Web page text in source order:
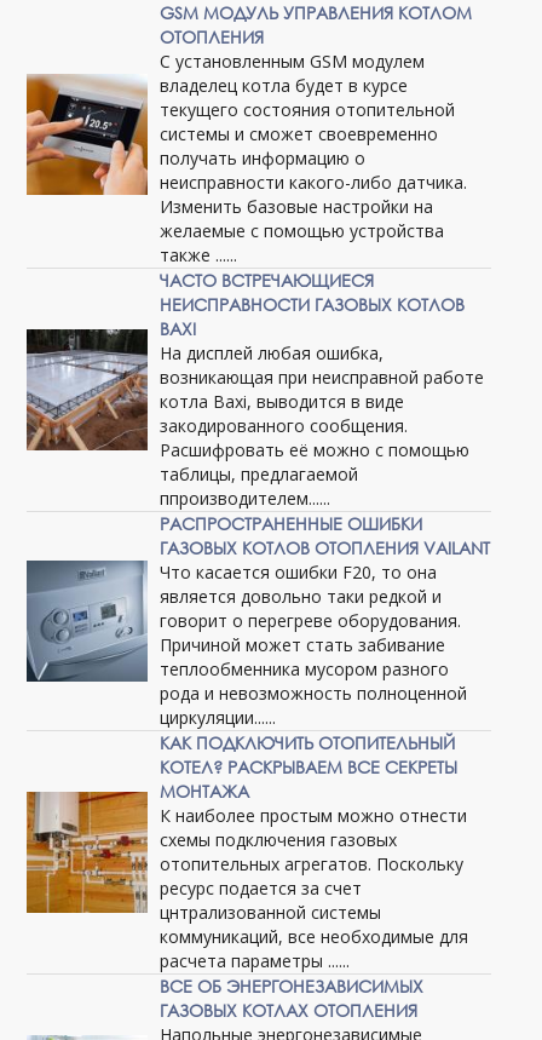
GSM МОДУЛЬ УПРАВЛЕНИЯ КОТЛОМ
ОТОПЛЕНИЯ
С установленным GSM модулем
владелец котла будет в курсе
текущего состояния отопительной
системы и сможет своевременно
получать информацию о
неисправности какого-либо датчика.
Изменить базовые настройки на
желаемые с помощью устройства
также ......
ЧАСТО ВСТРЕЧАЮЩИЕСЯ
НЕИСПРАВНОСТИ ГАЗОВЫХ КОТЛОВ
BAXI
На дисплей любая ошибка,
возникающая при неисправной работе
котла Baxi, выводится в виде
закодированного сообщения.
Расшифровать её можно с помощью
таблицы, предлагаемой
ппроизводителем......
РАСПРОСТРАНЕННЫЕ ОШИБКИ
ГАЗОВЫХ КОТЛОВ ОТОПЛЕНИЯ VAILANT
Что касается ошибки F20, то она
является довольно таки редкой и
говорит о перегреве оборудования.
Причиной может стать забивание
теплообменника мусором разного
рода и невозможность полноценной
циркуляции......
КАК ПОДКЛЮЧИТЬ ОТОПИТЕЛЬНЫЙ
КОТЕЛ? РАСКРЫВАЕМ ВСЕ СЕКРЕТЫ
МОНТАЖА
К наиболее простым можно отнести
схемы подключения газовых
отопительных агрегатов. Поскольку
ресурс подается за счет
цнтрализованной системы
коммуникаций, все необходимые для
расчета параметры ......
ВСЕ ОБ ЭНЕРГОНЕЗАВИСИМЫХ
ГАЗОВЫХ КОТЛАХ ОТОПЛЕНИЯ
Напольные энергонезависимые